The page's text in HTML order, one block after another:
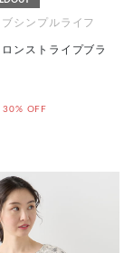
シンプルライフ
ンストライプブラ
30% OFF